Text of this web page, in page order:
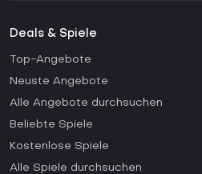
Deals & Spiele
Top-Angebote
Neuste Angebote
Alle Angebote durchsuchen
Beliebte Spiele
Kostenlose Spiele
Alle Spiele durchsuchen